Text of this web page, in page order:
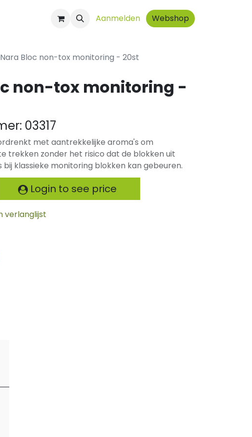
Aanmelden Webshop
Nara Bloc non-tox monitoring - 20st
non-tox monitoring -
03317
met aantrekkelijke aroma's om
trekken zonder het risico dat de blokken uit
bij klassieke monitoring blokken kan gebeuren.
Login to see price
verlanglijst